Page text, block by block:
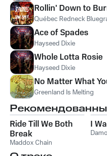
Rollin' Down to
Québec Redneck
Ace of Spades
Hayseed Dixie
Whole Lotta Rosie
Hayseed Dixie
No Matter What
Greenland Is Melting
Ride Till We Both
Break
Maddox Chain
I